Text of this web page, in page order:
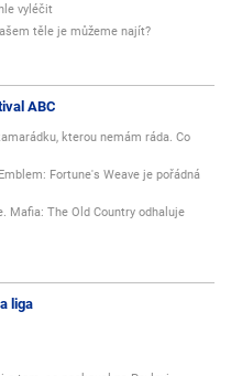
vyléčit
těle je můžeme najít?
ABC
kterou nemám ráda. Co
Fortune's Weave je pořádná
Mafia: The Old Country odhaluje
liga